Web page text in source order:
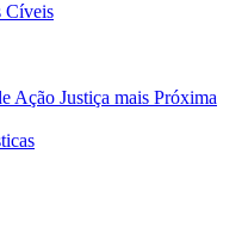
Cíveis
Ação Justiça mais Próxima